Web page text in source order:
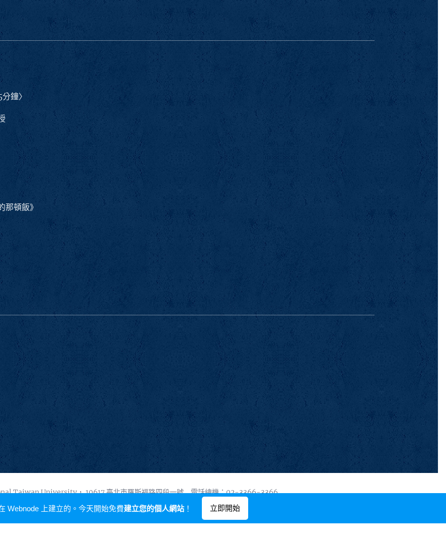
鐘〉
那頓飯》
Taiwan University， 10617 臺北市羅斯福路四段一號 電話總機：02-3366-3366
由
Webnode提供技術支援
Webnode 上建立的。今天開始免費建立您的個人網站！ 立即開始